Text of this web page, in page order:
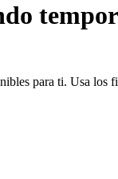
para ti. Usa los